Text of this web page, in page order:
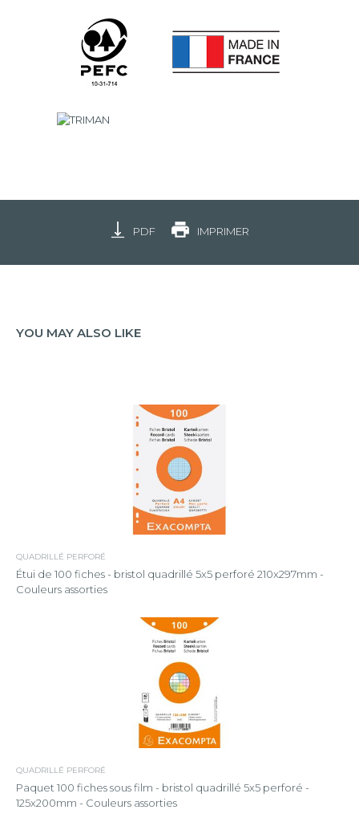
PDF IMPRIMER
YOU MAY ALSO LIKE
QUADRILLÉ PERFORÉ
Étui de 100 fiches - bristol quadrillé 5x5 perforé 210x297mm -
Couleurs assorties
QUADRILLÉ PERFORÉ
Paquet 100 fiches sous film - bristol quadrillé 5x5 perforé -
125x200mm - Couleurs assorties